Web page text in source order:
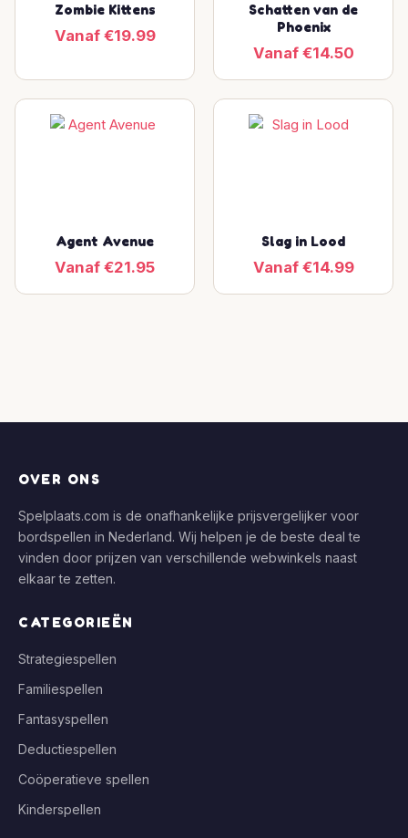
Zombie Kittens
Vanaf €19.99
Schatten van de
Phoenix
Vanaf €14.50
Agent Avenue
Vanaf €21.95
Slag in Lood
Vanaf €14.99
OVER ONS
Spelplaats.com is de onafhankelijke prijsvergelijker voor
bordspellen in Nederland. Wij helpen je de beste deal te
vinden door prijzen van verschillende webwinkels naast
elkaar te zetten.
CATEGORIEËN
Strategiespellen
Familiespellen
Fantasyspellen
Deductiespellen
Coöperatieve spellen
Kinderspellen